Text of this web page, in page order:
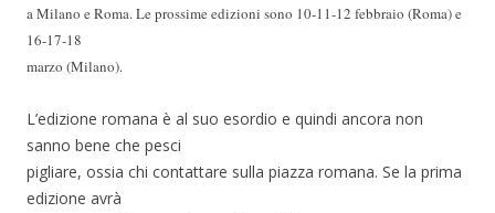
a Milano e Roma. Le prossime edizioni sono 10-11-12 febbraio (Roma) e
16-17-18
marzo (Milano).
L’edizione romana è al suo esordio e quindi ancora non
sanno bene che pesci
pigliare, ossia chi contattare sulla piazza romana. Se la prima
edizione avrà